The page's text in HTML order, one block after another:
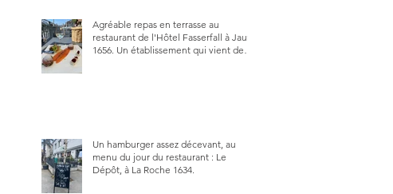
Agréable repas en terrasse au
restaurant de l'Hôtel Fasserfall à Jaun
1656. Un établissement qui vient de
Un hamburger assez décevant, au
menu du jour du restaurant : Le
Dépôt, à La Roche 1634.